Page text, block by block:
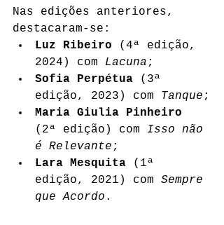
Nas edições anteriores,
destacaram-se:
Luz Ribeiro (4ª edição,
2024) com Lacuna ;
Sofia Perpétua (3ª
edição, 2023) com Tanque ;
Maria Giulia Pinheiro
(2ª edição) com Isso não
é Relevante ;
Lara Mesquita (1ª
edição, 2021) com Sempre
que Acordo .